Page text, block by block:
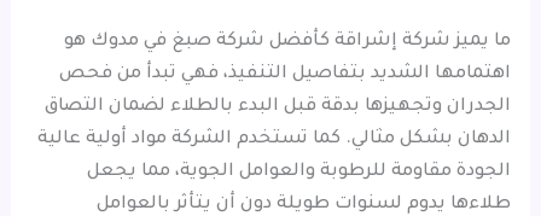
ما يميز شركة إشراقة كأفضل شركة صبغ في مدوك هو
اهتمامها الشديد بتفاصيل التنفيذ، فهي تبدأ من فحص
الجدران وتجهيزها بدقة قبل البدء بالطلاء لضمان التصاق
الدهان بشكل مثالي. كما تستخدم الشركة مواد أولية عالية
الجودة مقاومة للرطوبة والعوامل الجوية، مما يجعل
طلاءها يدوم لسنوات طويلة دون أن يتأثر بالعوامل